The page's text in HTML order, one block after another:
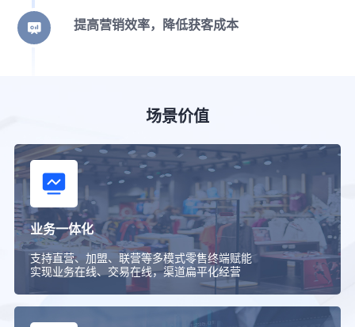
提高营销效率，降低获客成本
场景价值
业务一体化
支持直营、加盟、联营等多模式零售终端赋能
实现业务在线、交易在线，渠道扁平化经营